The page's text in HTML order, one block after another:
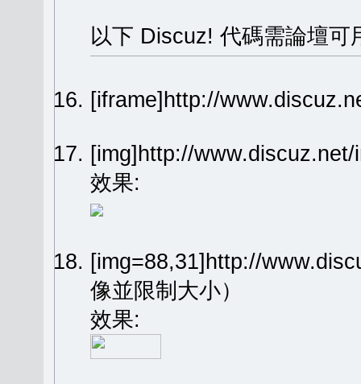
以下 Discuz! 代碼需論壇可
[iframe]http://
[img]http://
效果:
[img=88,31]http://
像並限制大小）
效果: